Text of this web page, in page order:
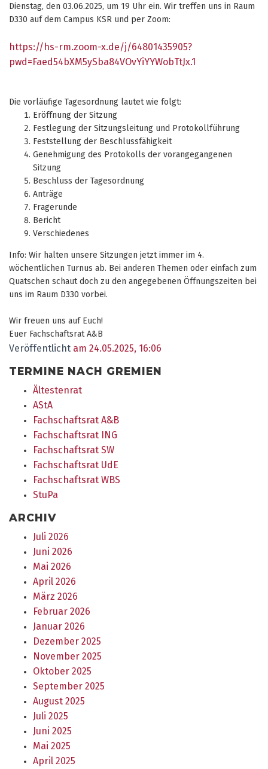
Dienstag, den 03.06.2025, um 19 Uhr ein. Wir treffen uns in Raum
D330 auf dem Campus KSR und per Zoom:
https://hs-rm.zoom-x.de/j/64801435905?
pwd=Faed54bXM5ySba84VOvYiYYWobTtJx.1
Die vorläufige Tagesordnung lautet wie folgt:
Eröffnung der Sitzung
Festlegung der Sitzungsleitung und Protokollführung
Feststellung der Beschlussfähigkeit
Genehmigung des Protokolls der vorangegangenen
Sitzung
Beschluss der Tagesordnung
Anträge
Fragerunde
Bericht
Verschiedenes
Info: Wir halten unsere Sitzungen jetzt immer im 4.
wöchentlichen Turnus ab. Bei anderen Themen oder einfach zum
Quatschen schaut doch zu den angegebenen Öffnungszeiten bei
uns im Raum D330 vorbei.
Wir freuen uns auf Euch!
Euer Fachschaftsrat A&B
Veröffentlicht am 24.05.2025, 16:06
TERMINE NACH GREMIEN
Ältestenrat
AStA
Fachschaftsrat A&B
Fachschaftsrat ING
Fachschaftsrat SW
Fachschaftsrat UdE
Fachschaftsrat WBS
StuPa
ARCHIV
Juli 2026
Juni 2026
Mai 2026
April 2026
März 2026
Februar 2026
Januar 2026
Dezember 2025
November 2025
Oktober 2025
September 2025
August 2025
Juli 2025
Juni 2025
Mai 2025
April 2025